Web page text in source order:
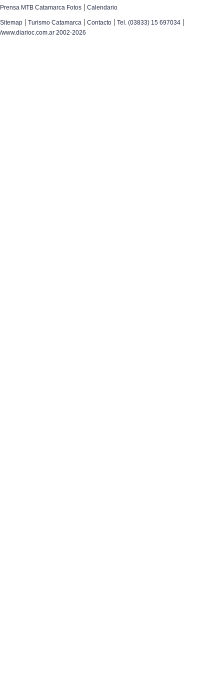
Prensa MTB Catamarca Fotos | Calendario
Sitemap | Turismo Catamarca | Contacto | Tel. (03833) 15 697034 |
/www.diarioc.com.ar 2002-2026